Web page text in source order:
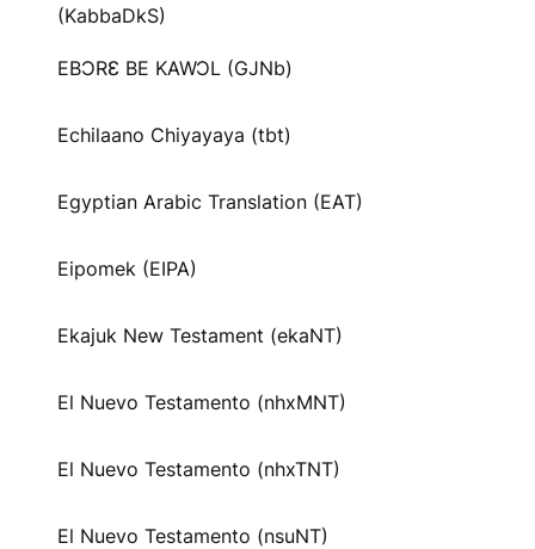
(KabbaDkS)
EBƆRƐ BE KAWƆL (GJNb)
Echilaano Chiyayaya (tbt)
Egyptian Arabic Translation (EAT)
Eipomek (EIPA)
Ekajuk New Testament (ekaNT)
El Nuevo Testamento (nhxMNT)
El Nuevo Testamento (nhxTNT)
El Nuevo Testamento (nsuNT)